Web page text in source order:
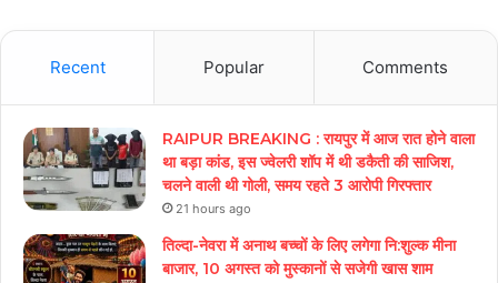
Recent Popular Comments
RAIPUR BREAKING : रायपुर में आज रात होने वाला
था बड़ा कांड, इस ज्वेलरी शॉप में थी डकैती की साजिश,
चलने वाली थी गोली, समय रहते 3 आरोपी गिरफ्तार
21 hours ago
तिल्दा-नेवरा में अनाथ बच्चों के लिए लगेगा नि:शुल्क मीना
बाजार, 10 अगस्त को मुस्कानों से सजेगी खास शाम